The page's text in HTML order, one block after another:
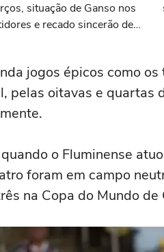
situação de Ganso nos
e recado sincerão de
jogos épicos como
pelas oitavas e quartas
o Fluminense
foram em campo
na Copa do Mundo de